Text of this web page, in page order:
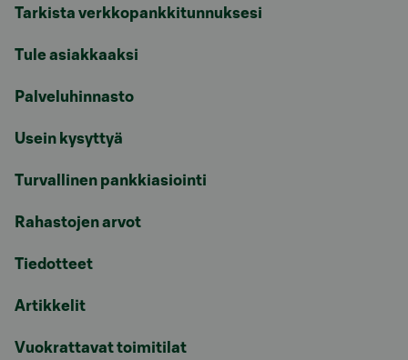
Tarkista verkkopankkitunnuksesi
Tule asiakkaaksi
Palveluhinnasto
Usein kysyttyä
Turvallinen pankkiasiointi
Rahastojen arvot
Tiedotteet
Artikkelit
Vuokrattavat toimitilat